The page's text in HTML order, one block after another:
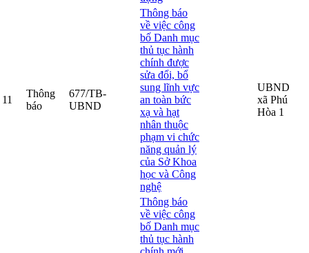
11
Thông
báo
677/TB-
UBND
Thông báo
về việc công
bố Danh mục
thủ tục hành
chính được
sửa đổi, bổ
sung lĩnh vực
an toàn bức
xạ và hạt
nhân thuộc
phạm vi chức
năng quản lý
của Sở Khoa
học và Công
nghệ
UBND
xã Phú
Hòa 1
Thông báo
về việc công
bố Danh mục
thủ tục hành